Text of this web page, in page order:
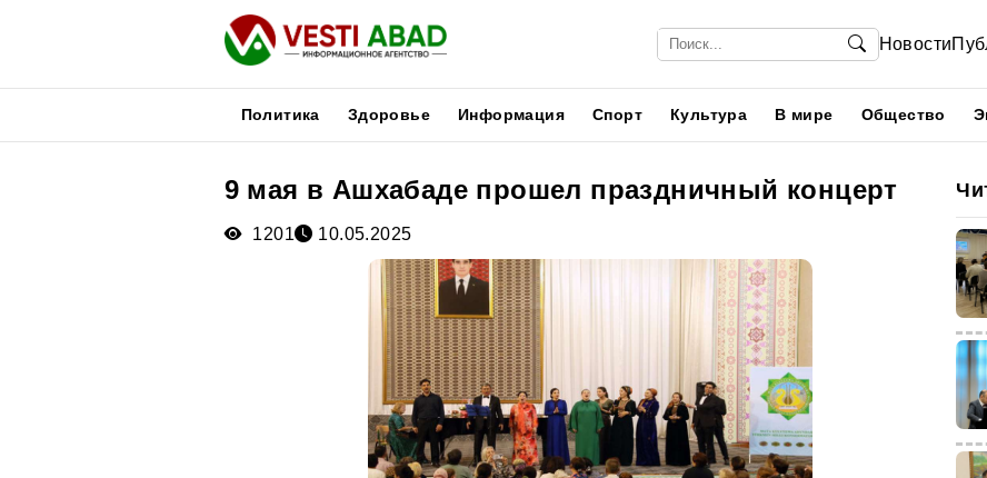
Новости
Политика Здоровье Информация Спорт Культура В мире Общество
9 мая в Ашхабаде прошел праздничный концерт
1201 10.05.2025